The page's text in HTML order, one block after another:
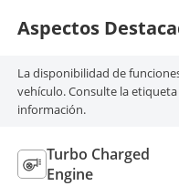
Aspectos
La disponibilidad de
vehículo. Consulte la
información.
Turbo Charged
Engine